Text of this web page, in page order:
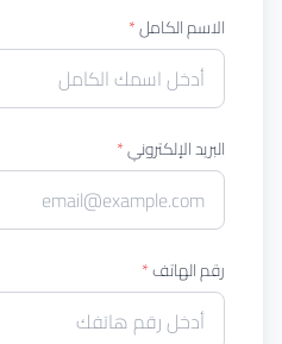
الاسم الكامل*
البريد الإلكتروني*
رقم الهاتف*